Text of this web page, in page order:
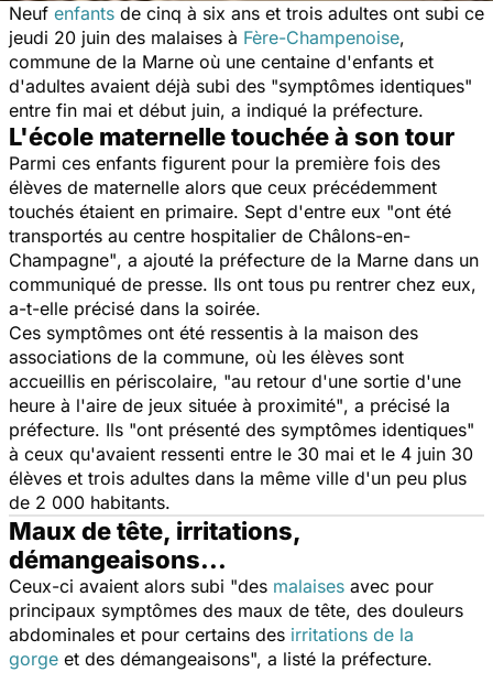
Neuf enfants de cinq à six ans et trois adultes ont subi ce
jeudi 20 juin des malaises à Fère-Champenoise,
commune de la Marne où une centaine d'enfants et
d'adultes avaient déjà subi des "symptômes identiques"
entre fin mai et début juin, a indiqué la préfecture.
L'école maternelle touchée à son tour
Parmi ces enfants figurent pour la première fois des
élèves de maternelle alors que ceux précédemment
touchés étaient en primaire. Sept d'entre eux "ont été
transportés au centre hospitalier de Châlons-en-
Champagne", a ajouté la préfecture de la Marne dans un
communiqué de presse. Ils ont tous pu rentrer chez eux,
a-t-elle précisé dans la soirée.
Ces symptômes ont été ressentis à la maison des
associations de la commune, où les élèves sont
accueillis en périscolaire, "au retour d'une sortie d'une
heure à l'aire de jeux située à proximité", a précisé la
préfecture. Ils "ont présenté des symptômes identiques"
à ceux qu'avaient ressenti entre le 30 mai et le 4 juin 30
élèves et trois adultes dans la même ville d'un peu plus
de 2 000 habitants.
Maux de tête, irritations,
démangeaisons...
Ceux-ci avaient alors subi "des malaises avec pour
principaux symptômes des maux de tête, des douleurs
abdominales et pour certains des irritations de la
gorge et des démangeaisons", a listé la préfecture.